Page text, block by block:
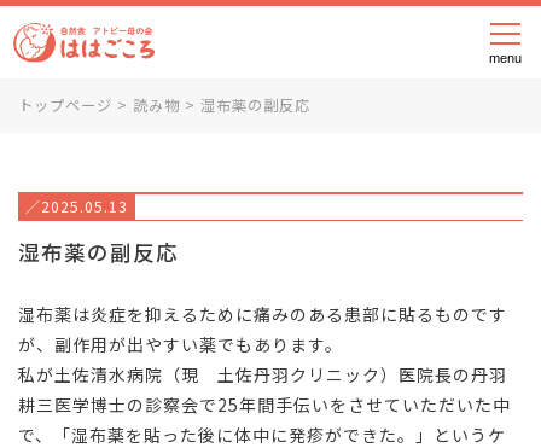
メニ
トップページ > 読み物 > 湿布薬の副反応
／2025.05.13
湿布薬の副反応
湿布薬は炎症を抑えるために痛みのある患部に貼るものです
が、副作用が出やすい薬でもあります。
私が土佐清水病院（現 土佐丹羽クリニック）医院長の丹羽
耕三医学博士の診察会で25年間手伝いをさせていただいた中
で、「湿布薬を貼った後に体中に発疹ができた。」というケ